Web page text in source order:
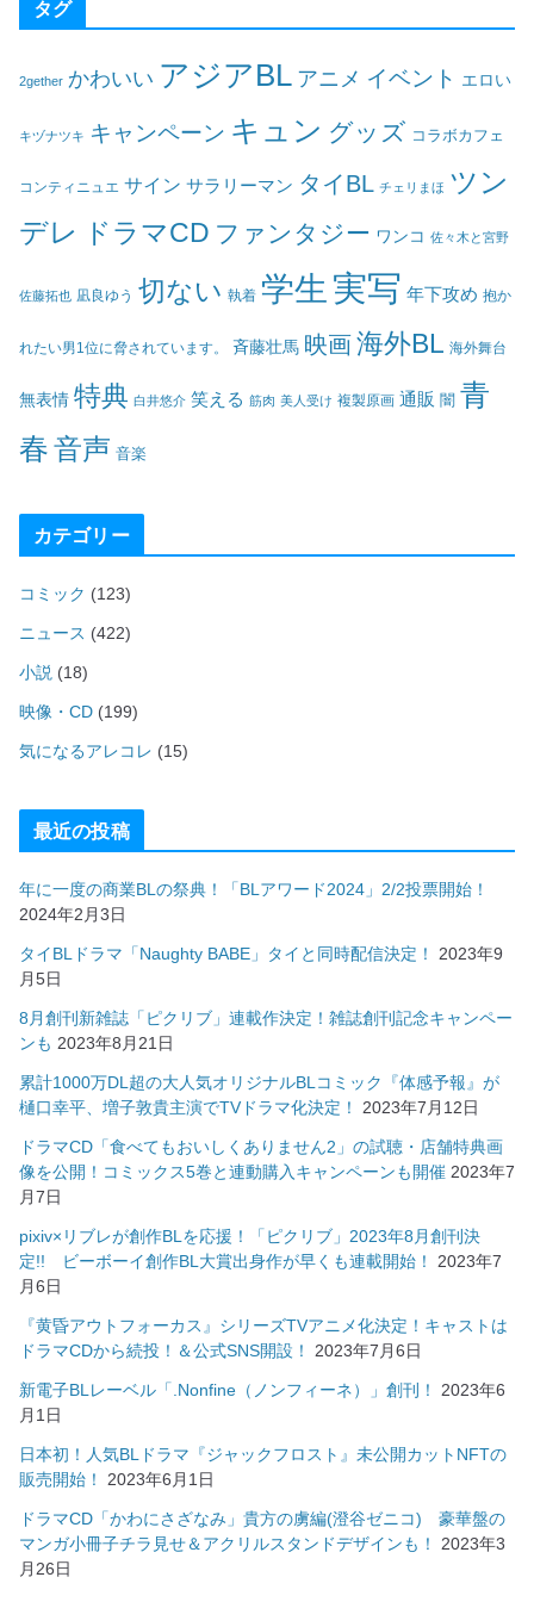
タグ
2gether かわいい アジアBL アニメ イベント エロい
キヅナツキ キャンペーン キュン グッズ コラボカフェ
コンティニュエ サイン サラリーマン タイBL チェリまほ ツン
デレ
ドラマCD ファンタジー ワンコ 佐々木と宮野
佐藤拓也 凪良ゆう 切ない 執着 学生 実写 年下攻め 抱か
れたい男1位に脅されています。 斉藤壮馬 映画海外BL 海外舞台
無表情 特典 白井悠介 笑える 筋肉 美人受け 複製原画 通販 闇 青
春音声 音楽
カテゴリー
コミック (123)
ニュース (422)
小説 (18)
映像・CD (199)
気になるアレコレ (15)
最近の投稿
年に一度の商業BLの祭典！「BLアワード2024」2/2投票開始！
2024年2月3日
タイBLドラマ「Naughty BABE」タイと同時配信決定！
2023年9
月5日
8月創刊新雑誌「ピクリブ」連載作決定！雑誌創刊記念キャンペー
ンも 2023年8月21日
累計1000万DL超の大人気オリジナルBLコミック『体感予報』が
樋口幸平、増子敦貴主演でTVドラマ化決定！
2023年7月12日
ドラマCD「食べてもおいしくありません2」の試聴・店舗特典画
像を公開！コミックス5巻と連動購入キャンペーンも開催 2023年7
月7日
pixiv×リブレが創作BLを応援！「ピクリブ」2023年8月創刊決
定!! ビーボーイ創作BL大賞出身作が早くも連載開始！
2023年7
月6日
『黄昏アウトフォーカス』シリーズTVアニメ化決定！キャストは
ドラマCDから続投！＆公式SNS開設！
2023年7月6日
新電子BLレーベル「.Nonfine（ノンフィーネ）」創刊！
2023年6
月1日
日本初！人気BLドラマ『ジャックフロスト』未公開カットNFTの
販売開始！
2023年6月1日
ドラマCD「かわにさざなみ」貴方の虜編(澄谷ゼニコ) 豪華盤の
マンガ小冊子チラ見せ＆アクリルスタンドデザインも！
2023年3
月26日